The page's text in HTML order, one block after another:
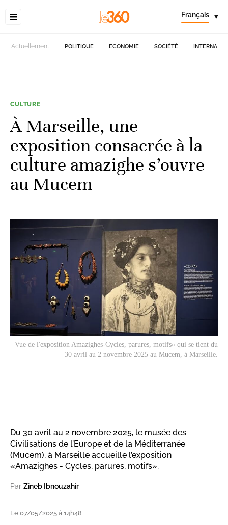
Français ▾
Actuellement POLITIQUE ECONOMIE SOCIÉTÉ
CULTURE
À Marseille, une
exposition consacrée à la
culture amazighe s’ouvre
au Mucem
Vue de l'exposition Amazighes-Cycles, parures, motifs» qui se tient du
30 avril au 2 novembre 2025 au Mucem, à Marseille.
Du 30 avril au 2 novembre 2025, le musée des
Civilisations de l’Europe et de la Méditerranée
(Mucem), à Marseille accueille l’exposition
«Amazighes - Cycles, parures, motifs».
Par Zineb Ibnouzahir
Le 07/05/2025 à 14h48